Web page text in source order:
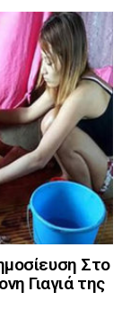
Στο
Γιαγιά της